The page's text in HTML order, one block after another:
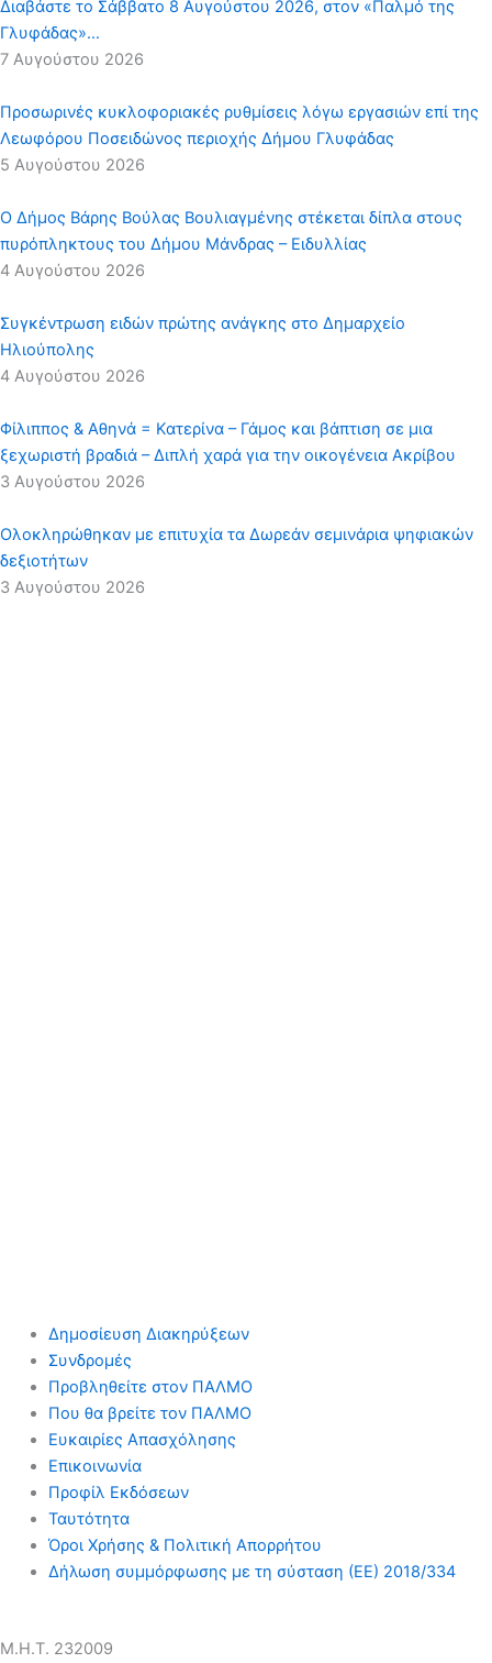
Διαβάστε το Σάββατο 8 Αυγούστου 2026, στον «Παλμό της
Γλυφάδας»…
7 Αυγούστου 2026
Προσωρινές κυκλοφοριακές ρυθμίσεις λόγω εργασιών επί της
Λεωφόρου Ποσειδώνος περιοχής Δήμου Γλυφάδας
5 Αυγούστου 2026
Ο Δήμος Βάρης Βούλας Βουλιαγμένης στέκεται δίπλα στους
πυρόπληκτους του Δήμου Μάνδρας – Ειδυλλίας
4 Αυγούστου 2026
Συγκέντρωση ειδών πρώτης ανάγκης στο Δημαρχείο
Ηλιούπολης
4 Αυγούστου 2026
Φίλιππος & Αθηνά = Κατερίνα – Γάμος και βάπτιση σε μια
ξεχωριστή βραδιά – Διπλή χαρά για την οικογένεια Ακρίβου
3 Αυγούστου 2026
Ολοκληρώθηκαν με επιτυχία τα Δωρεάν σεμινάρια ψηφιακών
δεξιοτήτων
3 Αυγούστου 2026
Δημοσίευση Διακηρύξεων
Συνδρομές
Προβληθείτε στον ΠΑΛΜΟ
Που θα βρείτε τον ΠΑΛΜΟ
Ευκαιρίες Απασχόλησης
Επικοινωνία
Προφίλ Εκδόσεων
Ταυτότητα
Όροι Χρήσης & Πολιτική Απορρήτου
Δήλωση συμμόρφωσης με τη σύσταση (ΕΕ) 2018/334
Μ.Η.Τ. 232009